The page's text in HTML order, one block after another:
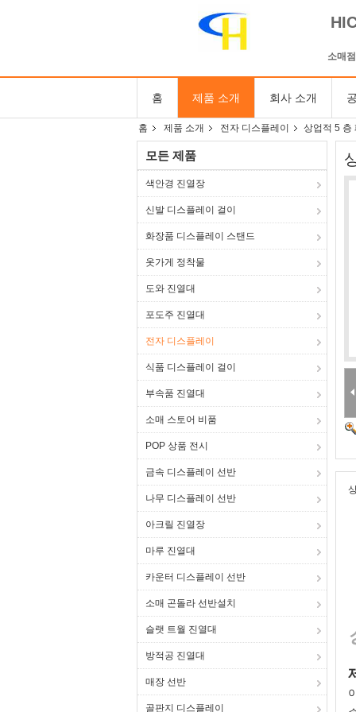
소매
홈 제품 소개 회사 소개
홈 제품 소개 전자 디스플레이 상업적 5 층
모든 제품
색안경 진열장
신발 디스플레이 걸이
화장품 디스플레이 스탠드
옷가게 정착물
도와 진열대
포도주 진열대
전자 디스플레이
식품 디스플레이 걸이
부속품 진열대
소매 스토어 비품
POP 상품 전시
금속 디스플레이 선반
나무 디스플레이 선반
아크릴 진열장
마루 진열대
카운터 디스플레이 선반
소매 곤돌라 선반설치
슬랫 트월 진열대
방적공 진열대
매장 선반
골판지 디스플레이